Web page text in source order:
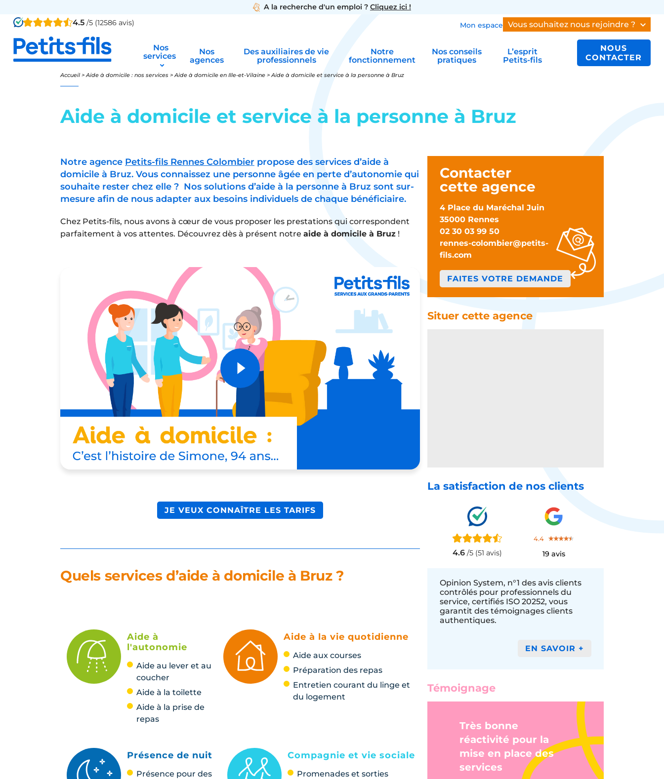
A la recherche d'un emploi ? Cliquez ici !
4.5 /5 (12586 avis) Mon espace Vous souhaitez nous rejoindre ?
Nos
services
Nos
agences
Des auxiliaires de vie
professionnels
Notre
fonctionnement
Nos conseils
pratiques
L’esprit
Petits-fils
NOUS
CONTACTER
Accueil >Aide à domicile : nos services >Aide à domicile en Ille-et-Vilaine >Aide à domicile et service à la personne à Bruz
Aide à domicile et service à la personne à Bruz
Notre agence Petits-fils Rennes Colombier propose des services d’aide à
domicile à Bruz. Vous connaissez une personne âgée en perte d’autonomie qui
souhaite rester chez elle ? Nos solutions d’aide à la personne à Bruz sont sur-
mesure afin de nous adapter aux besoins individuels de chaque bénéficiaire.
Chez Petits-fils, nous avons à cœur de vous proposer les prestations qui correspondent
parfaitement à vos attentes. Découvrez dès à présent notre aide à domicile à Bruz !
JE VEUX CONNAÎTRE LES TARIFS
Quels services d’aide à domicile à Bruz ?
Aide à
l'autonomie
Aide au lever et au
coucher
Aide à la toilette
Aide à la prise de
repas
Aide à la vie quotidienne
Aide aux courses
Préparation des repas
Entretien courant du linge et
du logement
Présence de nuit
Présence pour des
Compagnie et vie sociale
Promenades et sorties
Contacter
cette agence
4 Place du Maréchal Juin
35000 Rennes
02 30 03 99 50
rennes-colombier@petits-
fils.com
FAITES VOTRE DEMANDE
Situer cette agence
La satisfaction de nos clients
4.6 /5 (51 avis)
4.4
19 avis
Opinion System, n°1 des avis clients
contrôlés pour professionnels du
service, certifiés ISO 20252, vous
garantit des témoignages clients
authentiques.
EN SAVOIR +
Témoignage
Très bonne
réactivité pour la
mise en place des
services